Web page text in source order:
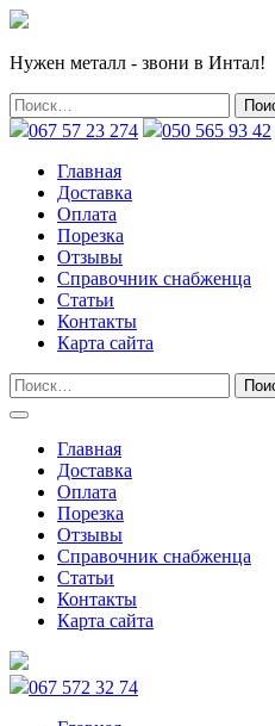
Нужен металл - звони в Интал!
067 57 23 274 050 565 93 42
Главная
Доставка
Оплата
Порезка
Отзывы
Справочник снабженца
Статьи
Контакты
Карта сайта
Главная
Доставка
Оплата
Порезка
Отзывы
Справочник снабженца
Статьи
Контакты
Карта сайта
067 572 32 74